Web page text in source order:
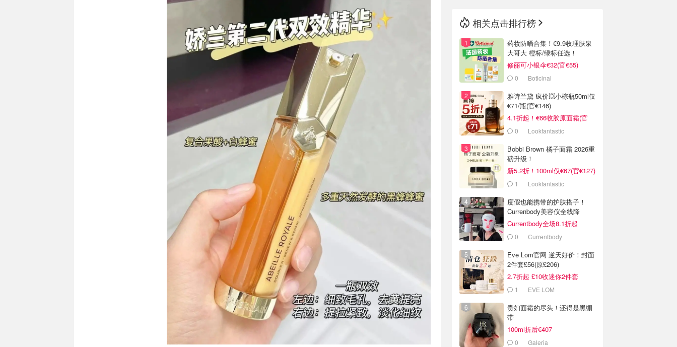
相关点击排行榜
药妆防晒合集！€9.9收理肤泉
大哥大 橙标/绿标任选！
修丽可小银伞€32(官€55)
0 Boticinal
雅诗兰黛 疯价💥小棕瓶50ml仅
€71/瓶(官€146)
4.1折起！€66收胶原面霜(官
€135)
0 Lookfantastic
Bobbi Brown 橘子面霜 2026重
磅升级！
新5.2折！100ml仅€67(官€127)
1 Lookfantastic
度假也能携带的护肤搭子！
Currenbody美容仪全线降
Currentbody全场8.1折起
0 Currentbody
Eve Lom官网 逆天好价！封面
2件套£56(原£206)
2.7折起 £10收迷你2件套
1 EVE LOM
贵妇面霜的尽头！还得是黑绷
带
100ml折后€407
0 Galeria